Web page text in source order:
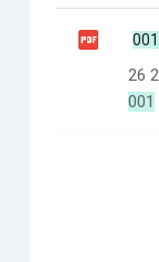

מס' טפסי 6 מס' טפסי 6 ג 701 6 + 02/11/2022 25 25 26 to 9 630.03 שם תיק רחביה,שדרות בן מימון17